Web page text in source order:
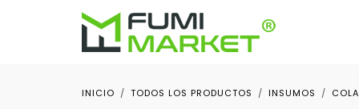
INICIO TODOS LOS PRODUCTOS INSUMOS